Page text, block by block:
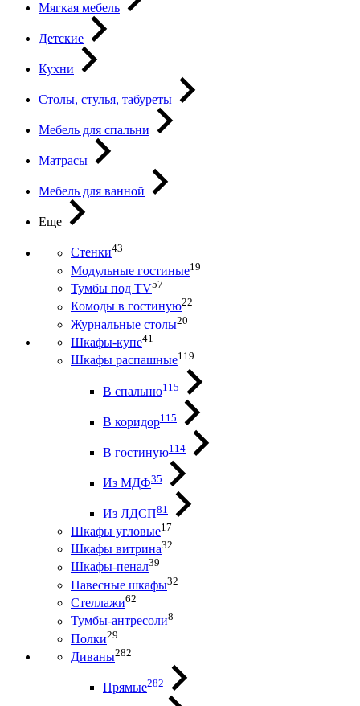
Мягкая мебель
Детские
Кухни
Столы, стулья, табуреты
Мебель для спальни
Матрасы
Мебель для ванной
Еще
Стенки43
Модульные гостиные19
Тумбы под ТV57
Комоды в гостиную22
Журнальные столы20
Шкафы-купе41
Шкафы распашные119
В спальню115
В коридор115
В гостиную114
Из МДФ35
Из ЛДСП81
Шкафы угловые17
Шкафы витрина32
Шкафы-пенал39
Навесные шкафы32
Стеллажи62
Тумбы-антресоли8
Полки29
Диваны282
Прямые282